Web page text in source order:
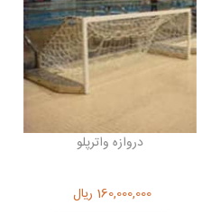
دروازه واترپلو
160,000,000 ریال